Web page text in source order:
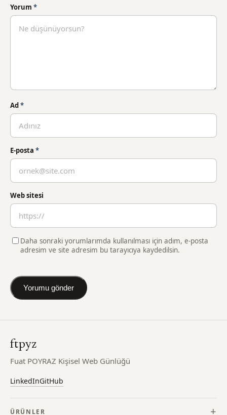
Yorum *
Ad*
E-posta *
Web sitesi
Daha sonraki yorumlarımda kullanılması için adım, e-posta
adresim ve site adresim bu tarayıcıya kaydedilsin.
ftpyz
Fuat POYRAZ Kişisel Web Günlüğü
LinkedInGitHub
ÜRÜNLER